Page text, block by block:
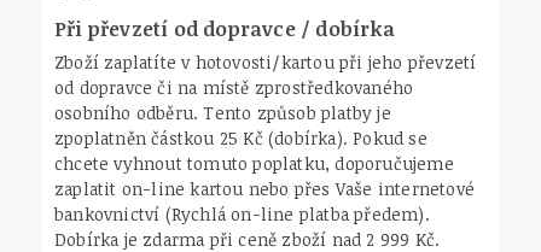
Při převzetí od dopravce / dobírka
Zboží zaplatíte v hotovosti/kartou při jeho převzetí
od dopravce či na místě zprostředkovaného
osobního odběru. Tento způsob platby je
zpoplatněn částkou 25 Kč (dobírka). Pokud se
chcete vyhnout tomuto poplatku, doporučujeme
zaplatit on-line kartou nebo přes Vaše internetové
bankovnictví (Rychlá on-line platba předem).
Dobírka je zdarma při ceně zboží nad 2 999 Kč.